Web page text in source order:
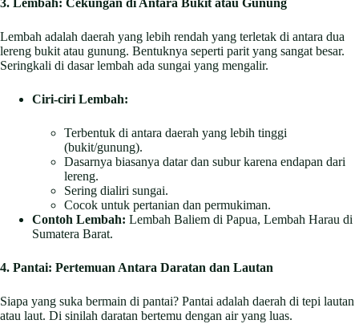
Lembah adalah daerah yang lebih rendah yang terletak di antara dua
lereng bukit atau gunung. Bentuknya seperti parit yang sangat besar.
Seringkali di dasar lembah ada sungai yang mengalir.
Ciri-ciri Lembah:
Terbentuk di antara daerah yang lebih tinggi
(bukit/gunung).
Dasarnya biasanya datar dan subur karena endapan dari
lereng.
Sering dialiri sungai.
Cocok untuk pertanian dan permukiman.
Contoh Lembah: Lembah Baliem di Papua, Lembah Harau di
Sumatera Barat.
4. Pantai: Pertemuan Antara Daratan dan Lautan
Siapa yang suka bermain di pantai? Pantai adalah daerah di tepi lautan
atau laut. Di sinilah daratan bertemu dengan air yang luas.